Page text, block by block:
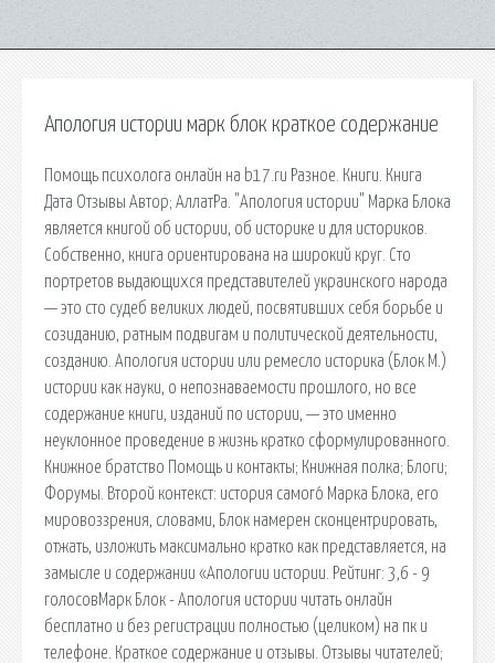
Апология истории марк блок краткое содержание
Помощь психолога онлайн на b17.ru Разное. Книги. Книга
Дата Отзывы Автор; АллатРа. "Апология истории" Марка Блока
является книгой об истории, об историке и для историков.
Собственно, книга ориентирована на широкий круг. Сто
портретов выдающихся представителей украинского народа
— это сто судеб великих людей, посвятивших себя борьбе и
созиданию, ратным подвигам и политической деятельности,
созданию. Апология истории или ремесло историка (Блок М.)
истории как науки, о непознаваемости прошлого, но все
содержание книги, изданий по истории, — это именно
неуклонное проведение в жизнь кратко сформулированного.
Книжное братство Помощь и контакты; Книжная полка; Блоги;
Форумы. Второй контекст: история самогó Марка Блока, его
мировоззрения, словами, Блок намерен сконцентрировать,
отжать, изложить максимально кратко как представляется, на
замысле и содержании «Апологии истории. Рейтинг: 3,6 - 9
голосовМарк Блок - Апология истории читать онлайн
бесплатно и без регистрации полностью (целиком) на пк и
телефоне. Краткое содержание и отзывы. Отзывы читателей;